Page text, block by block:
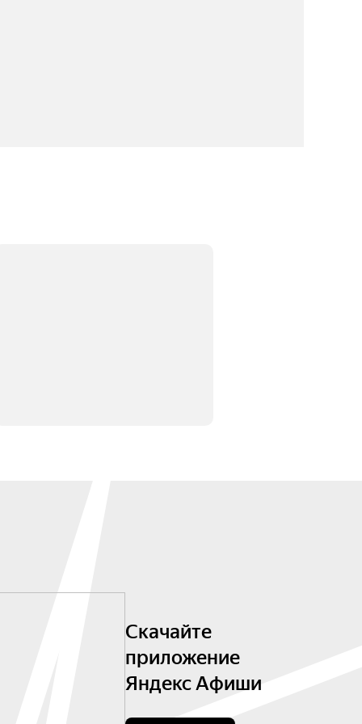
Скачайте
приложение
Яндекс Афиши